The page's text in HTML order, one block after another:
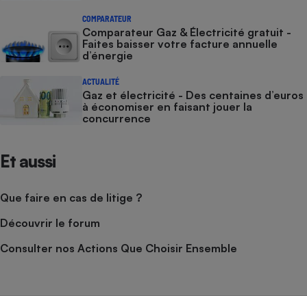
COMPARATEUR
Comparateur Gaz & Électricité gratuit -
Faites baisser votre facture annuelle
d’énergie
ACTUALITÉ
Gaz et électricité - Des centaines d’euros
à économiser en faisant jouer la
concurrence
Et aussi
Que faire en cas de litige ?
Découvrir le forum
Consulter nos Actions Que Choisir Ensemble